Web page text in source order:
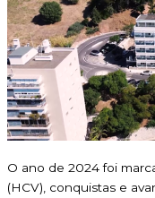
O ano de 2024 foi
(HCV), conquistas e